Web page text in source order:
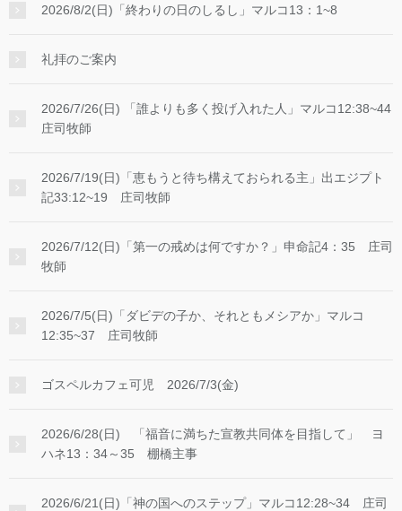
2026/8/2(日)「終わりの日のしるし」マルコ13：1~8
礼拝のご案内
2026/7/26(日) 「誰よりも多く投げ入れた人」マルコ12:38~44
庄司牧師
2026/7/19(日)「恵もうと待ち構えておられる主」出エジプト
記33:12~19 庄司牧師
2026/7/12(日)「第一の戒めは何ですか？」申命記4：35 庄司
牧師
2026/7/5(日)「ダビデの子か、それともメシアか」マルコ
12:35~37 庄司牧師
ゴスペルカフェ可児 2026/7/3(金)
2026/6/28(日) 「福音に満ちた宣教共同体を目指して」 ヨ
ハネ13：34～35 棚橋主事
2026/6/21(日)「神の国へのステップ」マルコ12:28~34 庄司